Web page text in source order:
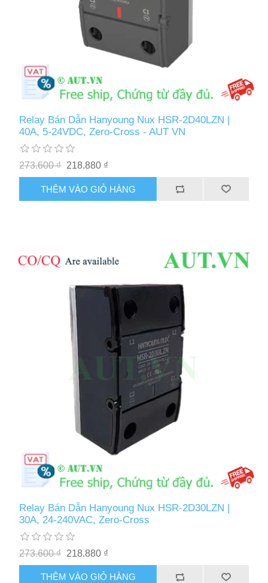
Relay Bán Dẫn Hanyoung Nux HSR-2D40LZN |
40A, 5-24VDC, Zero-Cross - AUT VN
273.600 ₫ 218.880 ₫
THÊM VÀO GIỎ HÀNG
Relay Bán Dẫn Hanyoung Nux HSR-2D30LZN |
30A, 24-240VAC, Zero-Cross
273.600 ₫ 218.880 ₫
THÊM VÀO GIỎ HÀNG